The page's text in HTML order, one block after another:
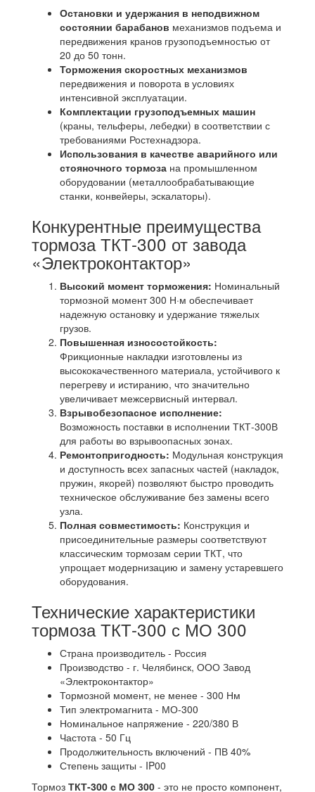
Остановки и удержания в неподвижном
состоянии барабанов механизмов подъема и
передвижения кранов грузоподъемностью от
20 до 50 тонн.
Торможения скоростных механизмов
передвижения и поворота в условиях
интенсивной эксплуатации.
Комплектации грузоподъемных машин
(краны, тельферы, лебедки) в соответствии с
требованиями Ростехнадзора.
Использования в качестве аварийного или
стояночного тормоза на промышленном
оборудовании (металлообрабатывающие
станки, конвейеры, эскалаторы).
Конкурентные преимущества
тормоза ТКТ-300 от завода
«Электроконтактор»
Высокий момент торможения: Номинальный
тормозной момент 300 Н·м обеспечивает
надежную остановку и удержание тяжелых
грузов.
Повышенная износостойкость:
Фрикционные накладки изготовлены из
высококачественного материала, устойчивого к
перегреву и истиранию, что значительно
увеличивает межсервисный интервал.
Взрывобезопасное исполнение:
Возможность поставки в исполнении ТКТ-300В
для работы во взрывоопасных зонах.
Ремонтопригодность: Модульная конструкция
и доступность всех запасных частей (накладок,
пружин, якорей) позволяют быстро проводить
техническое обслуживание без замены всего
узла.
Полная совместимость: Конструкция и
присоединительные размеры соответствуют
классическим тормозам серии ТКТ, что
упрощает модернизацию и замену устаревшего
оборудования.
Технические характеристики
тормоза ТКТ-300 с МО 300
Страна производитель - Россия
Производство - г. Челябинск, ООО Завод
«Электроконтактор»
Тормозной момент, не менее - 300 Нм
Тип электромагнита - МО-300
Номинальное напряжение - 220/380 В
Частота - 50 Гц
Продолжительность включений - ПВ 40%
Степень защиты - IP00
Тормоз ТКТ-300 с МО 300 - это не просто компонент,